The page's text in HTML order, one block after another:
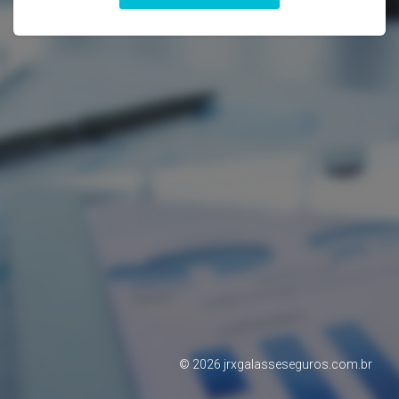
© 2026 jrxgalasseseguros.com.br